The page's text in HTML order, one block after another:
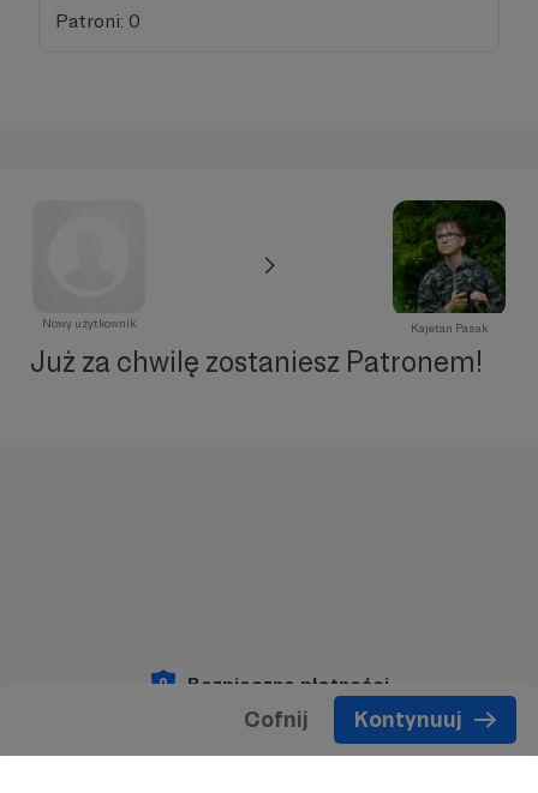
Patroni: 0
Cofnij Kontynuuj
Nowy użytkownik Kajetan Pasak
Już za chwilę zostaniesz Patronem!
Bezpieczne płatności